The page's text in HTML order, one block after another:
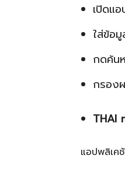
เปิดแ
ใส่ข้อ
กดค้น
กรอง
THAI
แอปพลิเค